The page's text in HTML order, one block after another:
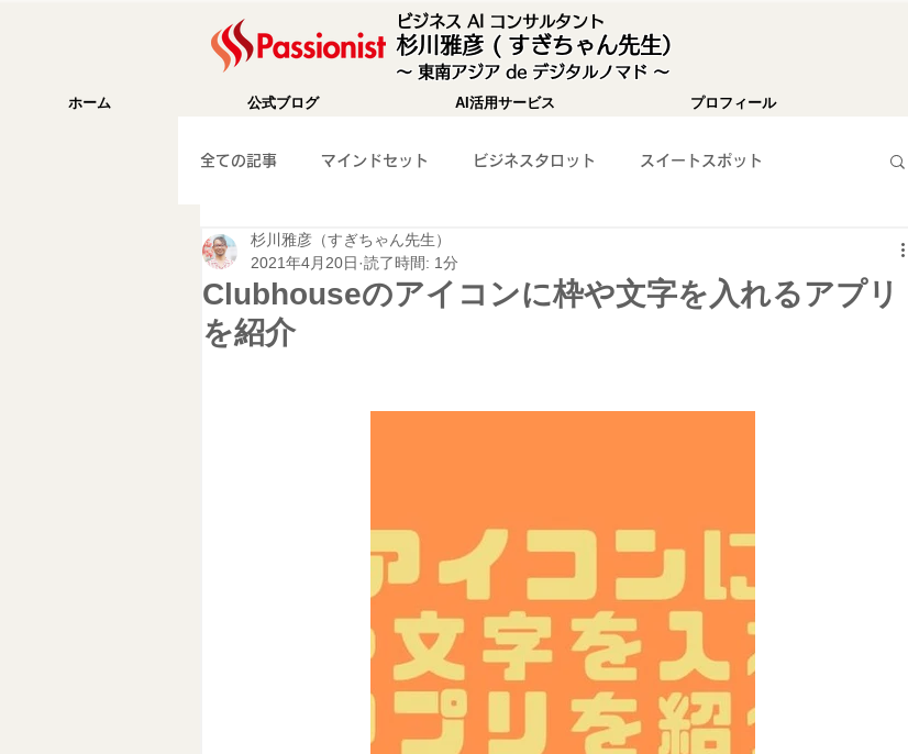
ビジネス AI コンサルタント
杉川雅彦 ( すぎちゃん先生）
〜 東南アジア de デジタルノマド 〜
ホーム 公式ブログ AI活用サービス プロフィール
全ての記事 マインドセット ビジネスタロット スイートスポット
成功法則 海外移住
WEB集客
ブロックチェーン メタバース FIRE
東南アジアロングステイ
Clubhouseのアイコンに枠や文字を入れるアプリ
を紹介
杉川雅彦（すぎちゃん先生）
2021年4月20日 読了時間: 1分